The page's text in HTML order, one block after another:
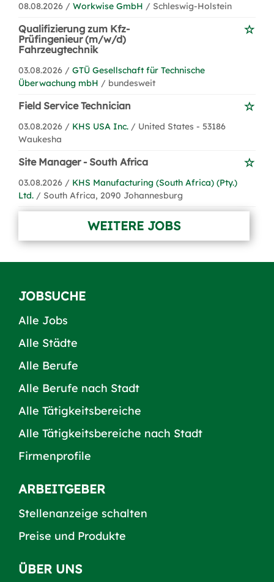
08.08.2026 / Workwise GmbH / Schleswig-Holstein
Qualifizierung zum Kfz-
Prüfingenieur (m/w/d)
Fahrzeugtechnik
03.08.2026 / GTÜ Gesellschaft für Technische
Überwachung mbH / bundesweit
Field Service Technician
03.08.2026 / KHS USA Inc. / United States - 53186
Waukesha
Site Manager - South Africa
03.08.2026 / KHS Manufacturing (South Africa) (Pty.)
Ltd. / South Africa, 2090 Johannesburg
WEITERE JOBS
JOBSUCHE
Alle Jobs
Alle Städte
Alle Berufe
Alle Berufe nach Stadt
Alle Tätigkeitsbereiche
Alle Tätigkeitsbereiche nach Stadt
Firmenprofile
ARBEITGEBER
Stellenanzeige schalten
Preise und Produkte
ÜBER UNS